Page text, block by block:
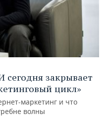
закрывает
цикл»
маркетинг и что
волны